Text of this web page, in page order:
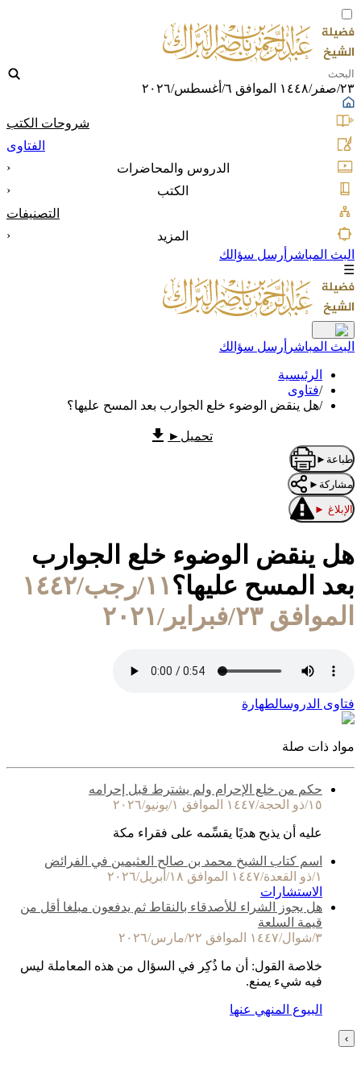
٢٣/صفر/١٤٤٨ الموافق ٦/أغسطس/٢٠٢٦
شروحات الكتب
الفتاوى
الدروس والمحاضرات
‹
الكتب
‹
التصنيفات
المزيد
‹
البث المباشر أرسل سؤالك
☰
البث المباشر أرسل سؤالك
الرئيسية
/فتاوى
/هل ينقض الوضوء خلع الجوارب بعد المسح عليها؟
تحميل ►
طباعة ►
مشاركة ►
الإبلاغ ►
هل ينقض الوضوء خلع الجوارب
بعد المسح عليها؟
١١/رجب/١٤٤٢
الموافق ٢٣/فبراير/٢٠٢١
فتاوى الدروسالطهارة
مواد ذات صلة
حكم من خلع الإحرام ولم يشترط قبل إحرامه
١٥/ذو الحجة/١٤٤٧ الموافق ١/يونيو/٢٠٢٦
عليه أن يذبح هديًا يقسِّمه على فقراء مكة
اسم كتاب الشيخ محمد بن صالح العثيمين في الفرائض
١/ذو القعدة/١٤٤٧ الموافق ١٨/أبريل/٢٠٢٦
الاستشارات
هل يجوز الشراء للأصدقاء بالنقاط ثم يدفعون مبلغا أقل من
قيمة السلعة
٣/شوال/١٤٤٧ الموافق ٢٢/مارس/٢٠٢٦
خلاصة القول: أن ما ذُكِر في السؤال من هذه المعاملة ليس
فيه شيء يمنع.
البيوع المنهي عنها
›